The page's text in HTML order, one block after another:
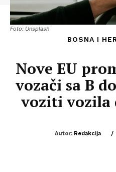
Foto: Unsplash
BOSNA I
Nove EU
vozači sa B
voziti vozila
Autor: Redakcija /